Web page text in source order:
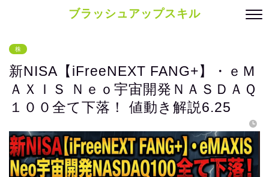
ブラッシュアップスキル
株
新NISA【iFreeNEXT FANG+】・ｅＭ
ＡＸＩＳ Ｎｅｏ宇宙開発ＮＡＳＤＡＱ
１００全て下落！ 値動き解説6.25